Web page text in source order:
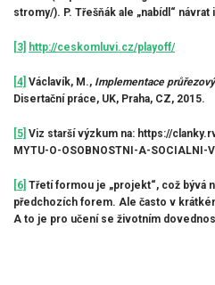
stromy/). P. Třešňák ale „nabídl“
[3] http://ceskomluvi.cz/playoff/
[4] Václavík, M., Implementace
Disertační práce, UK, Praha, CZ, 2015.
[5] Viz starší výzkum na: https://
MYTU-O-OSOBNOSTNI-A-SOCIALNI-
[6] Třetí formou je „projekt“, což bývá
předchozích forem. Ale často v
A to je pro učení se životním